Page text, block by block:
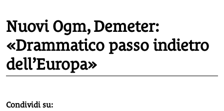
Nuovi Ogm, Demeter:
«Drammatico passo indietro
dell’Europa»
homepage h2
Condividi su: